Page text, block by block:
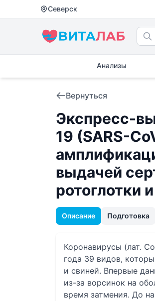
Северск
Анализы
Вернуться
Экспресс-
19 (SARS-
выдачей
ротоглотки
Описание Подготовка
Коронавирусы (лат.
года 39 видов,
и свиней. Впервые
из-за ворсинок на
время затмения. До